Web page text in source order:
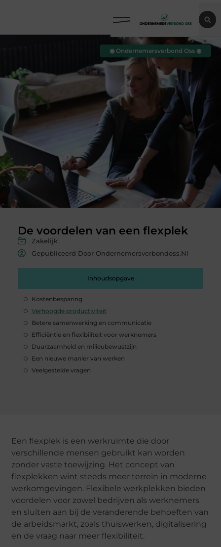
De voordelen van een flexplek
Zakelijk
Gepubliceerd Door Ondernemersverbondoss.nl
Inhoudsopgave
Kostenbesparing
Verhoogde productiviteit
Betere samenwerking en communicatie
Efficiëntie en flexibiliteit voor werknemers
Duurzaamheid en milieubewustzijn
Een nieuwe manier van werken
Veelgestelde vragen
◉ Ondernemersverbond Oss ◉
Een flexplek is een werkruimte die door
verschillende mensen gebruikt kan worden
zonder vaste toewijzing. Het concept van
flexplekken wint steeds meer terrein in moderne
werkomgevingen. Flexibele werkplekken bieden
voordelen voor zowel bedrijven als werknemers
en sluiten aan bij de veranderende behoeften van
de arbeidsmarkt, zoals thuiswerken, digitalisering
en de vraag naar meer flexibiliteit.